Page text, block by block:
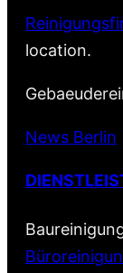
location.
News Berlin